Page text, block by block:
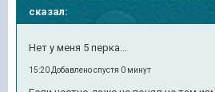
сказал:
Нет у меня 5 перка...
15:20 Добавлено спустя 0 минут